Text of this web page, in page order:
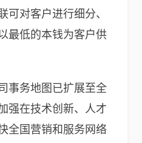
可对客户进行细分、
最低的本钱为客户供
事务地图已扩展至全
强在技术创新、人才
全国营销和服务网络